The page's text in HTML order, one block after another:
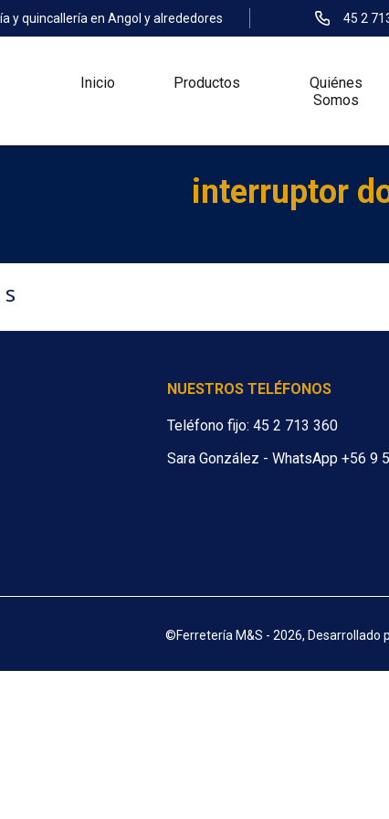
y quincallería en Angol y alrededores 45 2
Inicio Productos
Quiénes
Somos
interruptor
NUESTROS TELÉFONOS
Teléfono fijo: 45 2 713 360
Sara González - WhatsApp +56 9
©Ferretería M&S - 2026, Desarrollado